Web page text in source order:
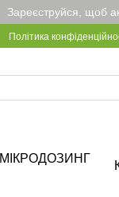
Зареєструйся, щоб
Політика
МІКРОДОЗИНГ